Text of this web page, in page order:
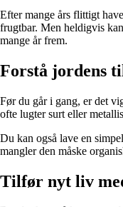
Efter mange års flittigt
frugtbar. Men heldigvis
mange år frem.
Forstå jordens
Før du går i gang, er det
ofte lugter surt eller
Du kan også lave en
mangler den måske
Tilfør nyt liv